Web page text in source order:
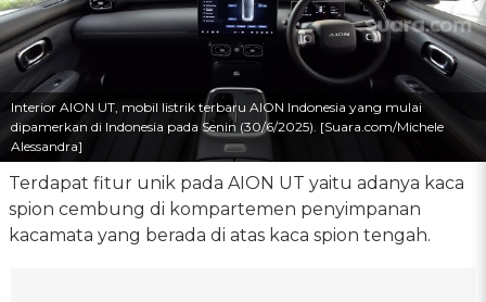
Interior AION UT, mobil listrik terbaru AION Indonesia yang mulai
dipamerkan di Indonesia pada Senin (30/6/2025). [Suara.com/Michele
Alessandra]
Terdapat fitur unik pada AION UT yaitu adanya kaca
spion cembung di kompartemen penyimpanan
kacamata yang berada di atas kaca spion tengah.